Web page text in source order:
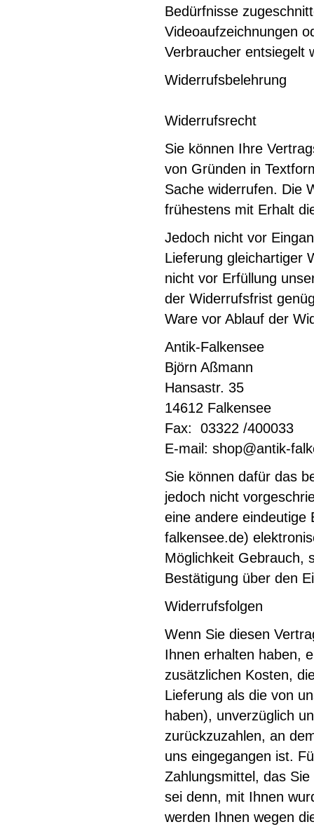
Bedürfnisse
Videoaufzeichnungen
Verbraucher entsiegelt
Widerrufsbelehrung
Widerrufsrecht
Sie können Ihre
von Gründen in
Sache widerrufen. Die
frühestens mit Erhalt
Jedoch nicht vor
Lieferung gleichartiger
nicht vor Erfüllung
der Widerrufsfrist
Ware vor Ablauf der
Antik-Falkensee
Björn Aßmann
Hansastr. 35
14612 Falkensee
Fax: 03322 /400033
E-mail: shop@antik-
Sie können dafür das
jedoch nicht
eine andere eindeutige
falkensee.de)
Möglichkeit Gebrauch,
Bestätigung über den
Widerrufsfolgen
Wenn Sie diesen
Ihnen erhalten haben,
zusätzlichen Kosten,
Lieferung als die von
haben), unverzüglich
zurückzuzahlen, an
uns eingegangen ist.
Zahlungsmittel, das
sei denn, mit Ihnen
werden Ihnen wegen